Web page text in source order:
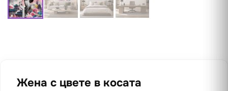
Жена с цвете в косата